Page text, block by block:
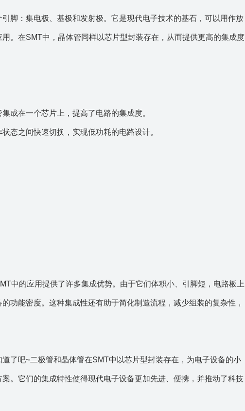
脚：集电极、基极和发射极。它是现代电子技术的基石，可以用作放
。在SMT中，晶体管同样以芯片型封装存在，从而提供更高的集成度
成在一个芯片上，提高了电路的集成度。
态之间快速切换，实现低功耗的电路设计。
中的应用提供了许多集成优势。由于它们体积小、引脚短，电路板上
功能密度。这种集成性还有助于简化制造流程，减少组装的复杂性，
了吧~二极管和晶体管在SMT中以芯片型封装存在，为电子设备的小
。它们的集成特性使得现代电子设备更加先进、便携，并推动了科技